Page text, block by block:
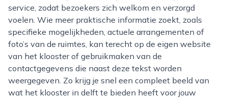
service, zodat bezoekers zich welkom en verzorgd
voelen. Wie meer praktische informatie zoekt, zoals
specifieke mogelijkheden, actuele arrangementen of
foto’s van de ruimtes, kan terecht op de eigen website
van het klooster of gebruikmaken van de
contactgegevens die naast deze tekst worden
weergegeven. Zo krijg je snel een compleet beeld van
wat het klooster in delft te bieden heeft voor jouw